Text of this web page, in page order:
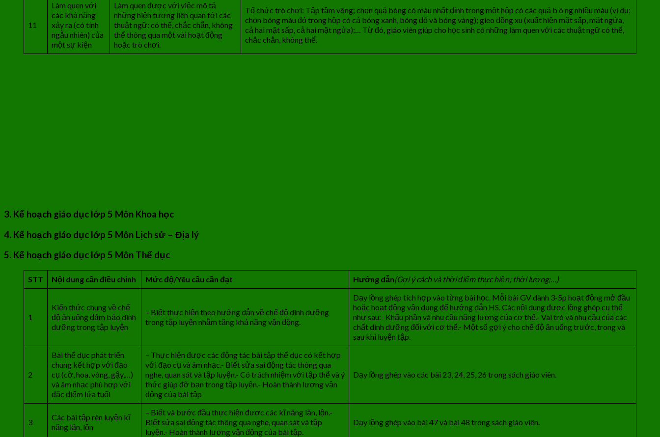
11
Làm quen với
các khả năng
xảy ra (có tính
ngẫu nhiên) của
một sự kiện
Làm quen được với việc mô tả
những hiện tượng liên quan tới các
thuật ngữ: có thể, chắc chắn, không
thể thông qua một vài hoạt động
hoặc trò chơi.
Tổ chức trò chơi: Tập tầm vông; chọn quả bóng có màu nhất định trong một hộp có các quả b ó ng nhiều màu (ví dụ:
chọn bóng màu đỏ trong hộp có cả bóng xanh, bóng đỏ và bóng vàng); gieo đồng xu (xuất hiện mặt sấp, mặt ngửa,
cả hai mặt sấp, cả hai mặt ngửa);… Từ đó, giáo viên giúp cho học sinh có những làm quen với các thuật ngữ có thể,
chắc chắn, không thể.
3. Kế hoạch giáo dục lớp 5 Môn Khoa học
4. Kế hoạch giáo dục lớp 5 Môn Lịch sử – Địa lý
5. Kế hoạch giáo dục lớp 5 Môn Thể dục
STT Nội dung cần điều chỉnh Mức độ/Yêu cầu cần đạt Hướng dẫn(Gợi ý cách và thời điểm thực hiện; thời lượng;…)
1
Kiến thức chung về chế
độ ăn uống đảm bảo dinh
dưỡng trong tập luyện
– Biết thực hiện theo hướng dẫn về chế độ dinh dưỡng
trong tập luyện nhằm tăng khả năng vận động.
Dạy lồng ghép tích hợp vào từng bài học. Mỗi bài GV dành 3-5p hoạt động mở đầu
hoặc hoạt động vận dụng để hướng dẫn HS. Các nội dung được lồng ghép cụ thể
như sau:- Khẩu phần và nhu cầu năng lượng của cơ thể.- Vai trò và nhu cầu của các
chất dinh dưỡng đối với cơ thể.- Một số gợi ý cho chế độ ăn uống trước, trong và
sau khi luyện tập.
2
Bài thể dục phát triển
chung kết hợp với đạo
cụ (cờ, hoa, vòng, gậy,…)
và âm nhạc phù hợp với
đặc điểm lứa tuổi
– Thực hiện được các động tác bài tập thể dục có kết hợp
với đạo cụ và âm nhạc.- Biết sửa sai động tác thông qua
nghe, quan sát và tập luyện.- Có trách nhiệm với tập thể và ý
thức giúp đỡ bạn trong tập luyện.- Hoàn thành lượng vận
động của bài tập
Dạy lồng ghép vào các bài 23, 24, 25, 26 trong sách giáo viên.
3
Các bài tập rèn luyện kĩ
năng lăn, lộn
– Biết và bước đầu thực hiện được các kĩ năng lăn, lộn.-
Biết sửa sai động tác thông qua nghe, quan sát và tập
luyện.- Hoàn thành lượng vận động của bài tập.
Dạy lồng ghép vào bài 47 và bài 48 trong sách giáo viên.